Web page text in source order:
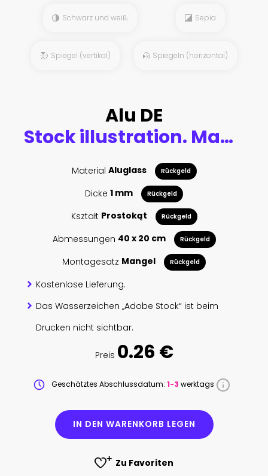
Schwarz und weiß Sepia
Spiegel (vertikal) Spiegeln (horizontal)
Alu DE
Stock illustration. Man looks into cab of truck.
Material Aluglass Rückgeld
Dicke 1 mm Rückgeld
Kształt Prostokąt Rückgeld
Abmessungen 40 x 20 cm Rückgeld
Montagesatz Mangel Rückgeld
Kostenlose Lieferung.
Das Wasserzeichen „Adobe Stock“ ist beim
Drucken nicht sichtbar.
Preis 0.26 €
Geschätztes Abschlussdatum: 1-3 werktags
IN DEN WARENKORB LEGEN
Zu Favoriten